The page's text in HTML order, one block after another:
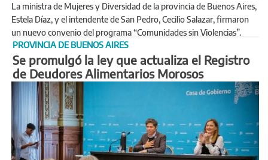
La ministra de Mujeres y Diversidad de la provincia de Buenos Aires,
Estela Díaz, y el intendente de San Pedro, Cecilio Salazar, firmaron
un nuevo convenio del programa “Comunidades sin Violencias”.
PROVINCIA DE BUENOS AIRES
Se promulgó la ley que actualiza el Registro
de Deudores Alimentarios Morosos